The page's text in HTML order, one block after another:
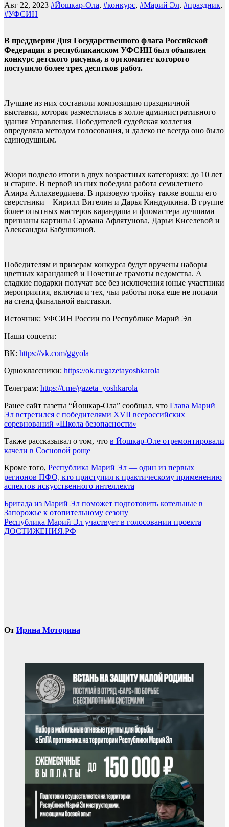
Авг 22, 2023 #Йошкар-Ола, #конкурс, #Марий Эл, #праздник,
#УФСИН
В преддверии Дня Государственного флага Российской
Федерации в республиканском УФСИН был объявлен
конкурс детского рисунка, в оргкомитет которого
поступило более трех десятков работ.
Лучшие из них составили композицию праздничной
выставки, которая разместилась в холле административного
здания Управления. Победителей судейская коллегия
определяла методом голосования, и далеко не всегда оно было
единодушным.
Жюри подвело итоги в двух возрастных категориях: до 10 лет
и старше. В первой из них победила работа семилетнего
Амира Аллахвердиева. В призовую тройку также вошли его
сверстники – Кирилл Вигелин и Дарья Киндулкина. В группе
более опытных мастеров карандаша и фломастера лучшими
признаны картины Сармана Афлятунова, Дарьи Киселевой и
Александры Бабушкиной.
Победителям и призерам конкурса будут вручены наборы
цветных карандашей и Почетные грамоты ведомства. А
сладкие подарки получат все без исключения юные участники
мероприятия, включая и тех, чьи работы пока еще не попали
на стенд финальной выставки.
Источник: УФСИН России по Республике Марий Эл
Наши соцсети:
ВК: https://vk.com/ggyola
Одноклассники: https://ok.ru/gazetayoshkarola
Телеграм: https://t.me/gazeta_yoshkarola
Ранее сайт газеты “Йошкар-Ола” сообщал, что Глава Марий
Эл встретился с победителями XVII всероссийских
соревнований «Школа безопасности»
Также рассказывал о том, что в Йошкар-Оле отремонтировали
качели в Сосновой роще
Кроме того, Республика Марий Эл — один из первых
регионов ПФО, кто приступил к практическому применению
аспектов искусственного интеллекта
Навигация
по
записям
Бригада из Марий Эл поможет подготовить котельные в
Запорожье к отопительному сезону
Республика Марий Эл участвует в голосовании проекта
ДОСТИЖЕНИЯ.РФ
От Ирина Моторина